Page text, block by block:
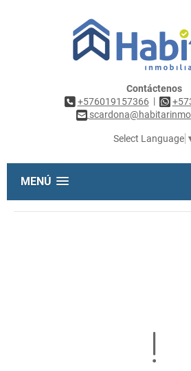
Contáctenos
+576019157366 |
Select Language
MENÚ